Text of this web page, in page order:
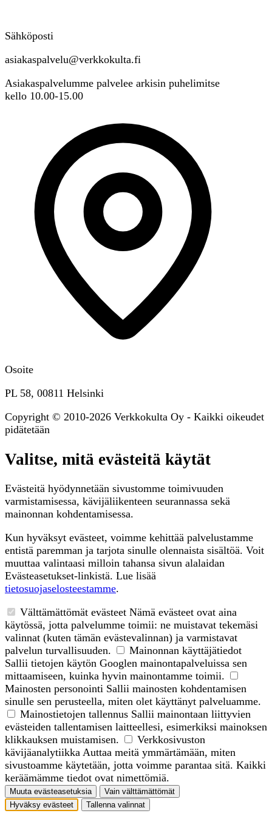
Sähköposti
asiakaspalvelu@verkkokulta.fi
Asiakaspalvelumme palvelee arkisin puhelimitse
kello 10.00-15.00
Osoite
PL 58, 00811 Helsinki
Copyright © 2010-2026 Verkkokulta Oy - Kaikki oikeudet
pidätetään
Valitse, mitä evästeitä käytät
Evästeitä hyödynnetään sivustomme toimivuuden
varmistamisessa, kävijäliikenteen seurannassa sekä
mainonnan kohdentamisessa.
Kun hyväksyt evästeet, voimme kehittää palvelustamme
entistä paremman ja tarjota sinulle olennaista sisältöä. Voit
muuttaa valintaasi milloin tahansa sivun alalaidan
Evästeasetukset-linkistä. Lue lisää
tietosuojaselosteestamme.
Välttämättömät evästeet Nämä evästeet ovat aina
käytössä, jotta palvelumme toimii: ne muistavat tekemäsi
valinnat (kuten tämän evästevalinnan) ja varmistavat
palvelun turvallisuuden.
Mainonnan käyttäjätiedot
Sallii tietojen käytön Googlen mainontapalveluissa sen
mittaamiseen, kuinka hyvin mainontamme toimii.
Mainosten personointi Sallii mainosten kohdentamisen
sinulle sen perusteella, miten olet käyttänyt palveluamme.
Mainostietojen tallennus Sallii mainontaan liittyvien
evästeiden tallentamisen laitteellesi, esimerkiksi mainoksen
klikkauksen muistamisen.
Verkkosivuston
kävijäanalytiikka Auttaa meitä ymmärtämään, miten
sivustoamme käytetään, jotta voimme parantaa sitä. Kaikki
keräämämme tiedot ovat nimettömiä.
Muuta evästeasetuksia
Vain välttämättömät
Hyväksy evästeet
Tallenna valinnat